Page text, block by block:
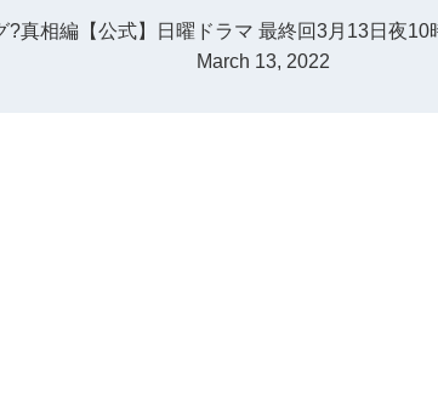
真相編【公式】日曜ドラマ 最終回3月13日夜10
March 13, 2022